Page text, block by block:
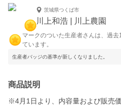
茨城県つくば市
川上和浩 | 川上農園
マークのついた生産者さんは、過
ています。
生産者バッジの基準が新しくなりました。
商品説明
※4月1日より、内容量および販売